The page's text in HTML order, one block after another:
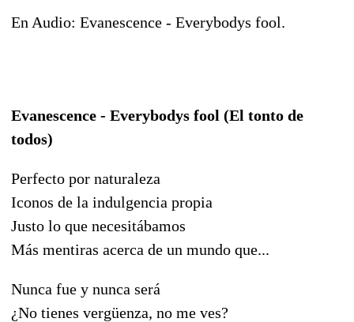
En Audio: Evanescence - Everybodys fool.
Evanescence - Everybodys fool (El tonto de
todos)
Perfecto por naturaleza
Iconos de la indulgencia propia
Justo lo que necesitábamos
Más mentiras acerca de un mundo que...
Nunca fue y nunca será
¿No tienes vergüenza, no me ves?